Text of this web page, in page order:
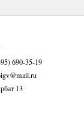
690-35-19
13